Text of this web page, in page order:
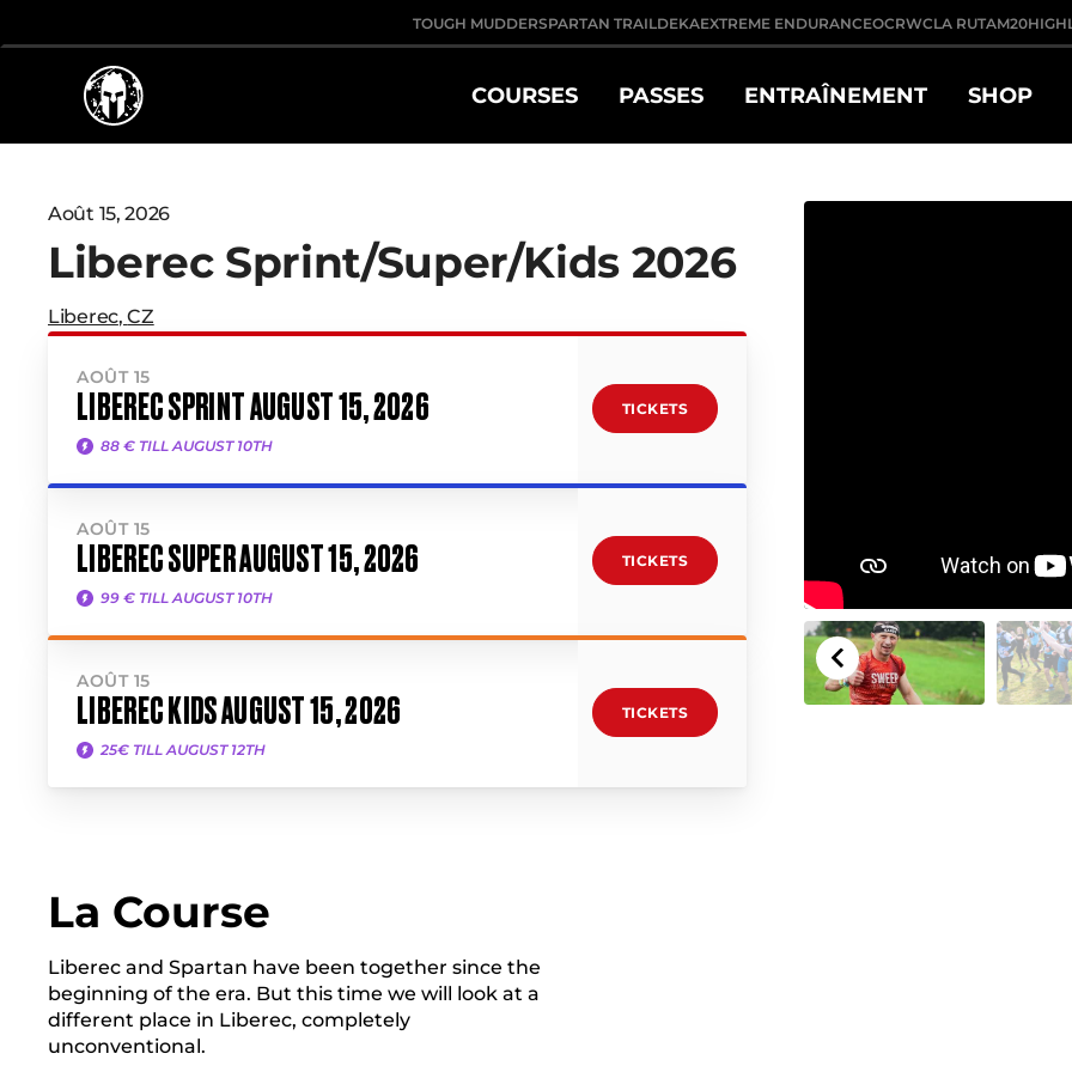
TOUGH MUDDERSPARTAN TRAILDEKAEXTREME ENDURANCEOCRWCLA RUTAM20
COURSES PASSES ENTRAÎNEMENT SHOP
Août 15, 2026
Liberec Sprint/Super/Kids 2026
Liberec,CZ
AOÛT 15
LIBEREC SPRINT AUGUST 15, 2026
88 € TILL AUGUST 10TH
TICKETS
AOÛT 15
LIBEREC SUPER AUGUST 15, 2026
99 € TILL AUGUST 10TH
TICKETS
AOÛT 15
LIBEREC KIDS AUGUST 15, 2026
25€ TILL AUGUST 12TH
TICKETS
La Course
Liberec and Spartan have been together since the
beginning of the era. But this time we will look at a
different place in Liberec, completely
unconventional.